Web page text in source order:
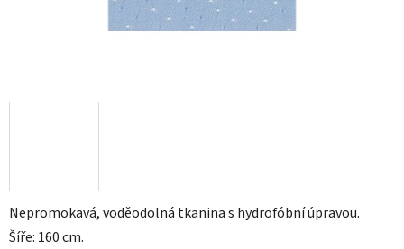
Nepromokavá, voděodolná tkanina s hydrofóbní úpravou.
Šíře: 160 cm.